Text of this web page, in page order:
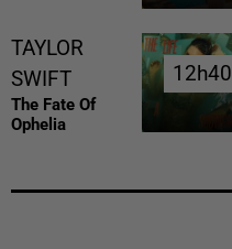
TAYLOR
SWIFT
The Fate Of
Ophelia
12h40
12h40